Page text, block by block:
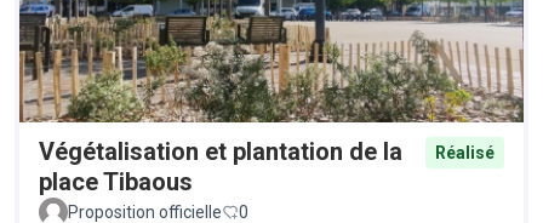
Végétalisation et plantation de la
place Tibaous
Réalisé
Proposition officielle 0